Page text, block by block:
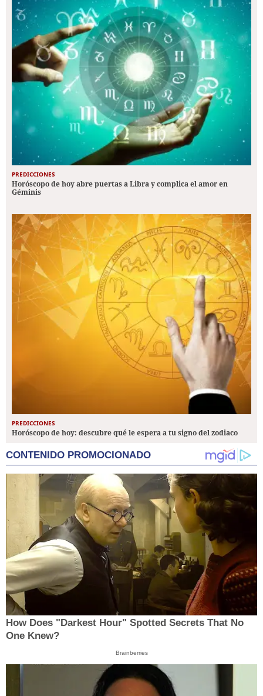
PREDICCIONES
Horóscopo de hoy abre puertas a Libra y complica el amor en
Géminis
PREDICCIONES
Horóscopo de hoy: descubre qué le espera a tu signo del zodiaco
CONTENIDO PROMOCIONADO
How Does "Darkest Hour" Spotted Secrets That No
One Knew?
Brainberries